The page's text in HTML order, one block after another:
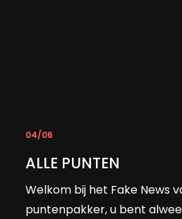
04/06
ALLE PUNTEN
Welkom bij het Fake News
puntenpakker, u bent